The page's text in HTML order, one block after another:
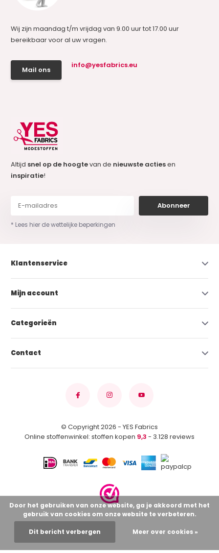
Wij zijn maandag t/m vrijdag van 9.00 uur tot 17.00 uur
bereikbaar voor al uw vragen.
Mail ons
info@yesfabrics.eu
Altijd snel op de hoogtevan de nieuwste actiesen
inspiratie!
Abonneer
* Lees hier de wettelijke beperkingen
Klantenservice
Mijn account
Categorieën
Contact
© Copyright 2026 - YES Fabrics
Online stoffenwinkel: stoffen kopen 9,3 - 3.128 reviews
Door het gebruiken van onze website, ga je akkoord met het
gebruik van cookies om onze website te verbeteren.
Dit bericht verbergen Meer over cookies »